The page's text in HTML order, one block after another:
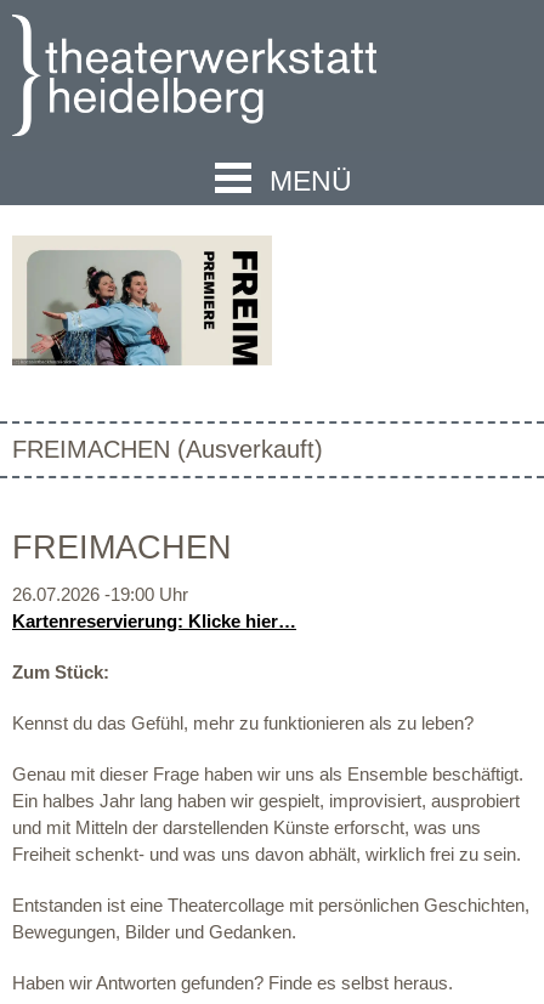
MENÜ
FREIMACHEN (Ausverkauft)
FREIMACHEN
26.07.2026 -19:00 Uhr
Kartenreservierung: Klicke hier…
Zum Stück:
Kennst du das Gefühl, mehr zu funktionieren als zu leben?
Genau mit dieser Frage haben wir uns als Ensemble beschäftigt.
Ein halbes Jahr lang haben wir gespielt, improvisiert, ausprobiert
und mit Mitteln der darstellenden Künste erforscht, was uns
Freiheit schenkt- und was uns davon abhält, wirklich frei zu sein.
Entstanden ist eine Theatercollage mit persönlichen Geschichten,
Bewegungen, Bilder und Gedanken.
Haben wir Antworten gefunden? Finde es selbst heraus.